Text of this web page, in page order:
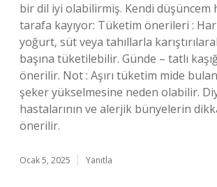
bir dil iyi olabilirmiş. Kendi düşüncem
tarafa kayıyor: Tüketim önerileri :
yoğurt, süt veya tahıllarla
başına tüketilebilir. Günde – tatlı
önerilir. Not : Aşırı tüketim mide
şeker yükselmesine neden olabilir.
hastalarının ve alerjik bünyelerin
önerilir.
Ocak 5, 2025 Yanıtla